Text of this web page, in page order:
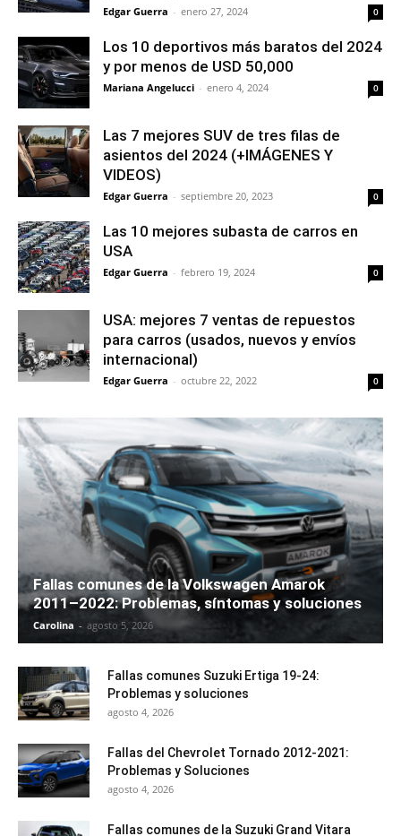
Edgar Guerra - enero 27, 2024 0
Los 10 deportivos más baratos del 2024
y por menos de USD 50,000
Mariana Angelucci - enero 4, 2024 0
Las 7 mejores SUV de tres filas de
asientos del 2024 (+IMÁGENES Y
VIDEOS)
Edgar Guerra - septiembre 20, 2023 0
Las 10 mejores subasta de carros en
USA
Edgar Guerra - febrero 19, 2024 0
USA: mejores 7 ventas de repuestos
para carros (usados, nuevos y envíos
internacional)
Edgar Guerra - octubre 22, 2022 0
Fallas comunes de la Volkswagen Amarok
2011–2022: Problemas, síntomas y soluciones
Carolina - agosto 5, 2026
Fallas comunes Suzuki Ertiga 19-24:
Problemas y soluciones
agosto 4, 2026
Fallas del Chevrolet Tornado 2012-2021:
Problemas y Soluciones
agosto 4, 2026
Fallas comunes de la Suzuki Grand Vitara